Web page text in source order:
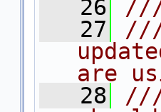
   26
   27
///
are
   28
///